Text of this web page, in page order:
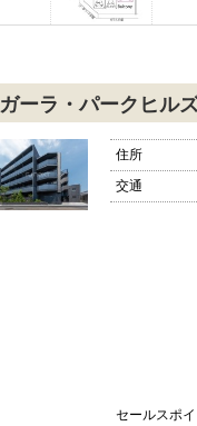
ガーラ・パークヒル
住所
交通
セールスポ